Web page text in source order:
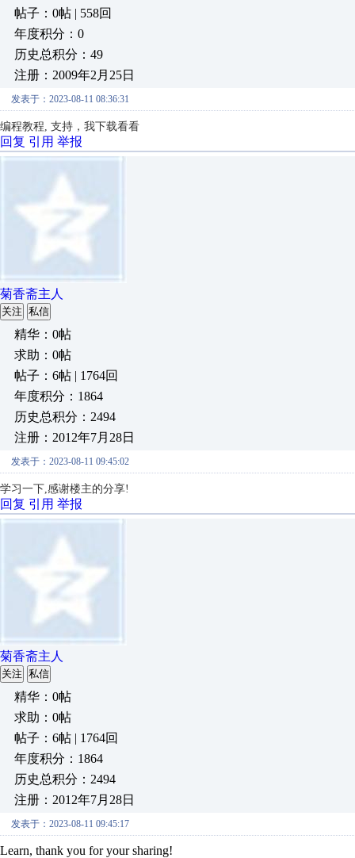
帖子：0帖 | 558回
年度积分：0
历史总积分：49
注册：2009年2月25日
发表于：2023-08-11 08:36:31
编程教程, 支持，我下载看看
回复 引用 举报
菊香斋主人
关注 私信
精华：0帖
求助：0帖
帖子：6帖 | 1764回
年度积分：1864
历史总积分：2494
注册：2012年7月28日
发表于：2023-08-11 09:45:02
学习一下,感谢楼主的分享!
回复 引用 举报
菊香斋主人
关注 私信
精华：0帖
求助：0帖
帖子：6帖 | 1764回
年度积分：1864
历史总积分：2494
注册：2012年7月28日
发表于：2023-08-11 09:45:17
Learn, thank you for your sharing!